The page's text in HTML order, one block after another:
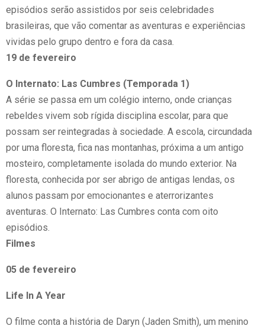
episódios serão assistidos por seis celebridades
brasileiras, que vão comentar as aventuras e experiências
vividas pelo grupo dentro e fora da casa.
19 de fevereiro
O Internato: Las Cumbres (Temporada 1)
A série se passa em um colégio interno, onde crianças
rebeldes vivem sob rígida disciplina escolar, para que
possam ser reintegradas à sociedade. A escola, circundada
por uma floresta, fica nas montanhas, próxima a um antigo
mosteiro, completamente isolada do mundo exterior. Na
floresta, conhecida por ser abrigo de antigas lendas, os
alunos passam por emocionantes e aterrorizantes
aventuras. O Internato: Las Cumbres conta com oito
episódios.
Filmes
05 de fevereiro
Life In A Year
O filme conta a história de Daryn (Jaden Smith), um menino